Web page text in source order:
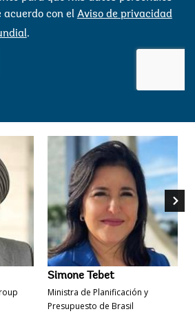
acuerdo con el Aviso de privacidad
.
Simone Tebet
Ministra de Planificación y
Presupuesto de Brasil